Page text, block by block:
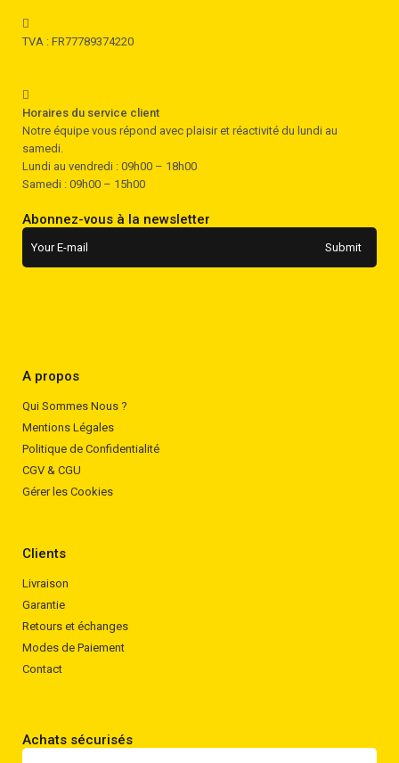
TVA : FR77789374220
Horaires du service client
Notre équipe vous répond avec plaisir et réactivité du lundi au
samedi.
Lundi au vendredi : 09h00 – 18h00
Samedi : 09h00 – 15h00
Abonnez-vous à la newsletter
A propos
Qui Sommes Nous ?
Mentions Légales
Politique de Confidentialité
CGV & CGU
Gérer les Cookies
Clients
Livraison
Garantie
Retours et échanges
Modes de Paiement
Contact
Achats sécurisés